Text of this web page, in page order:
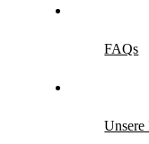
FAQs
Unsere